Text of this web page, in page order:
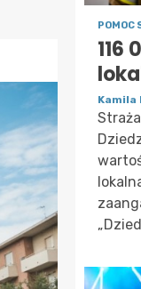
POMOC
116
Kamila